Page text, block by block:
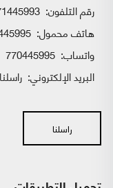
رقم التلفون:
هاتف محمول:
واتساب:
البريد الإلكتروني: راسلنا
راسلنا